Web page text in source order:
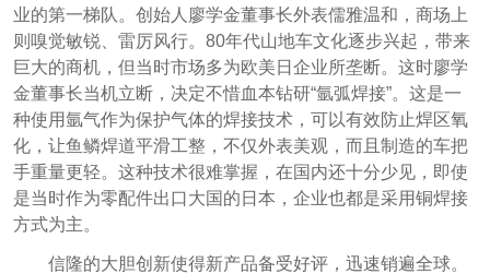
业的第一梯队。创始人廖学金董事长外表儒雅温和，商场上
则嗅觉敏锐、雷厉风行。80年代山地车文化逐步兴起，带来
巨大的商机，但当时市场多为欧美日企业所垄断。这时廖学
金董事长当机立断，决定不惜血本钻研“氩弧焊接”。这是一
种使用氩气作为保护气体的焊接技术，可以有效防止焊区氧
化，让鱼鳞焊道平滑工整，不仅外表美观，而且制造的车把
手重量更轻。这种技术很难掌握，在国内还十分少见，即使
是当时作为零配件出口大国的日本，企业也都是采用铜焊接
方式为主。
信隆的大胆创新使得新产品备受好评，迅速销遍全球。